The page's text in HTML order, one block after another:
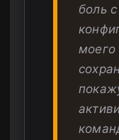
боль
моего